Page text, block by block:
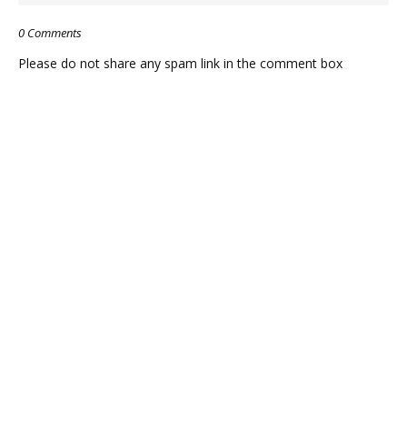
0 Comments
Please do not share any spam link in the comment box